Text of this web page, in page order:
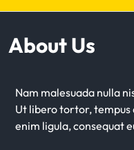
About Us
Nam malesuada nulla
Ut libero tortor, tempus
enim ligula, consequat